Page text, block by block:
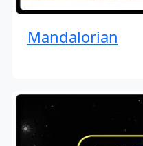
Mandalorian